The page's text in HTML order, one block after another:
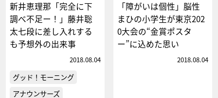
新井恵理那「完全に下
調べ不足ー！」藤井聡
太七段に差し入れする
も予想外の出来事
2018.08.04
グッド！モーニング
アナウンサーズ
「障がいは個性」脳性
まひの小学生が東京202
0大会の“金賞ポスタ
ー”に込めた思い
2018.08.04